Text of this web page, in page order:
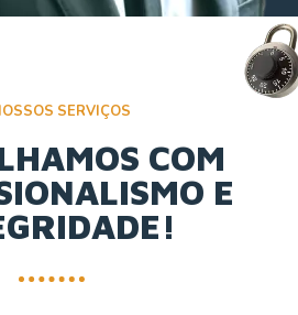
SERVIÇOS
COM
E